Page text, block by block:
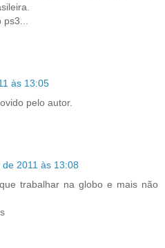
às 13:05
pelo autor.
2011 às 13:08
trabalhar na globo e mais não